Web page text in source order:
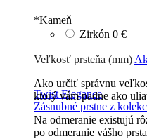
Twist Elegance
Zásnubné prstne z
*Kameň
Zirkón 0 €
Veľkosť prsteňa (mm)
Ako určiť správnu
ktorý vám padne ako
Na odmeranie existujú
po odmeranie vášho